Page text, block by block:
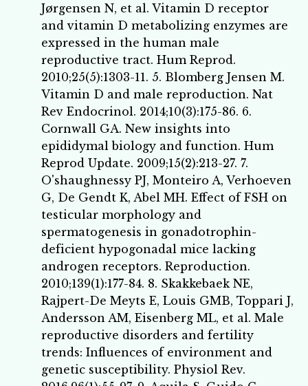
Jørgensen N, et al. Vitamin D receptor
and vitamin D metabolizing enzymes are
expressed in the human male
reproductive tract. Hum Reprod.
2010;25(5):1303-11. 5. Blomberg Jensen M.
Vitamin D and male reproduction. Nat
Rev Endocrinol. 2014;10(3):175-86. 6.
Cornwall GA. New insights into
epididymal biology and function. Hum
Reprod Update. 2009;15(2):213-27. 7.
O'shaughnessy PJ, Monteiro A, Verhoeven
G, De Gendt K, Abel MH. Effect of FSH on
testicular morphology and
spermatogenesis in gonadotrophin-
deficient hypogonadal mice lacking
androgen receptors. Reproduction.
2010;139(1):177-84. 8. Skakkebaek NE,
Rajpert-De Meyts E, Louis GMB, Toppari J,
Andersson AM, Eisenberg ML, et al. Male
reproductive disorders and fertility
trends: Influences of environment and
genetic susceptibility. Physiol Rev.